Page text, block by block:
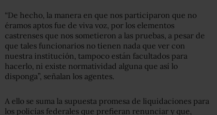
“De hecho, la manera en que nos participaron que no
éramos aptos fue de viva voz, por los elementos
castrenses que nos sometieron a las pruebas, a pesar de
que tales funcionarios no tienen nada que ver con
nuestra institución, tampoco están facultados para
hacerlo, ni existe normatividad alguna que así lo
disponga”, señalan los agentes.
A ello se suma la supuesta promesa de liquidaciones para
los policías federales que prefieran renunciar y que,